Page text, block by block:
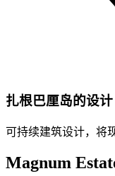
扎根巴厘岛的设计
可持续建筑设计，将
Magnum